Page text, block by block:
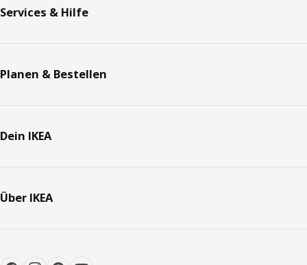
Services & Hilfe
Planen & Bestellen
Dein IKEA
Über IKEA